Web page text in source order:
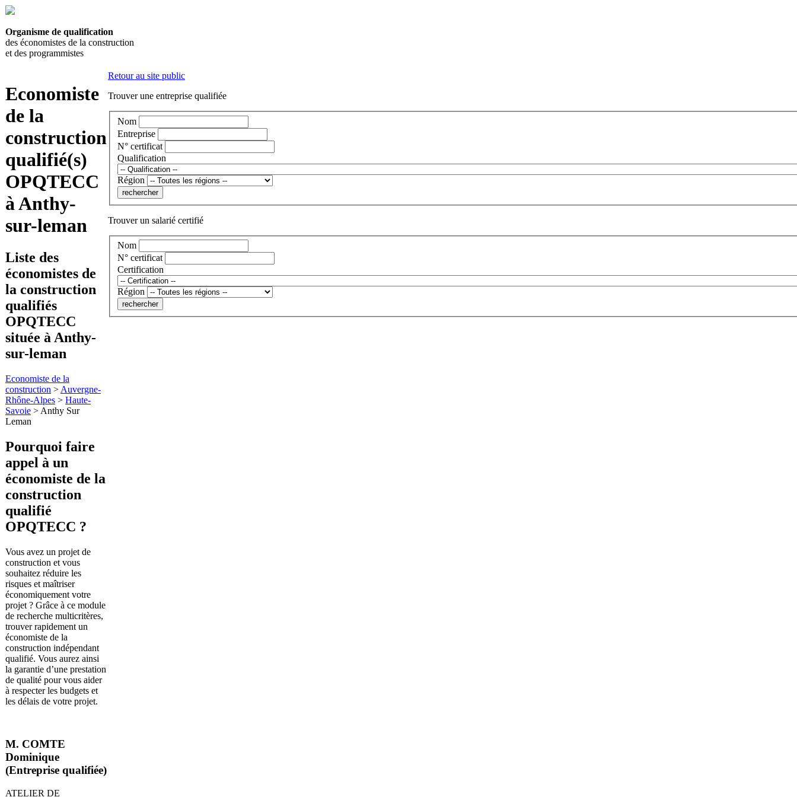
Organisme de qualification
des économistes de la construction
et des programmistes
Economiste
de la
construction
qualifié(s)
OPQTECC
à Anthy-
sur-leman
Liste des
économistes de
la construction
qualifiés
OPQTECC
située à Anthy-
sur-leman
Economiste de la
construction > Auvergne-
Rhône-Alpes > Haute-
Savoie > Anthy Sur
Leman
Pourquoi faire
appel à un
économiste de la
construction
qualifié
OPQTECC ?
Vous avez un projet de
construction et vous
souhaitez réduire les
risques et maîtriser
économiquement votre
projet ? Grâce à ce module
de recherche multicritères,
trouver rapidement un
économiste de la
construction indépendant
qualifié. Vous aurez ainsi
la garantie d’une prestation
de qualité pour vous aider
à respecter les budgets et
les délais de votre projet.
M. COMTE
Dominique
(Entreprise qualifiée)
ATELIER DE
Retour au site public
Trouver une entreprise qualifiée
Nom
Entreprise
N° certificat
Qualification
Région
Trouver un salarié certifié
Nom
N° certificat
Certification
Région